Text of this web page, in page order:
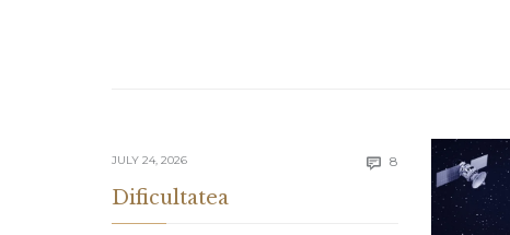
JULY 24, 2026  8 Comments
Dificultatea